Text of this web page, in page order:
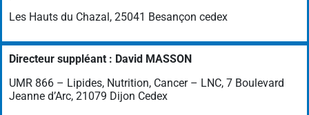
Les Hauts du Chazal, 25041 Besançon cedex
Directeur suppléant : David MASSON
UMR 866 – Lipides, Nutrition, Cancer – LNC, 7 Boulevard
Jeanne d’Arc, 21079 Dijon Cedex